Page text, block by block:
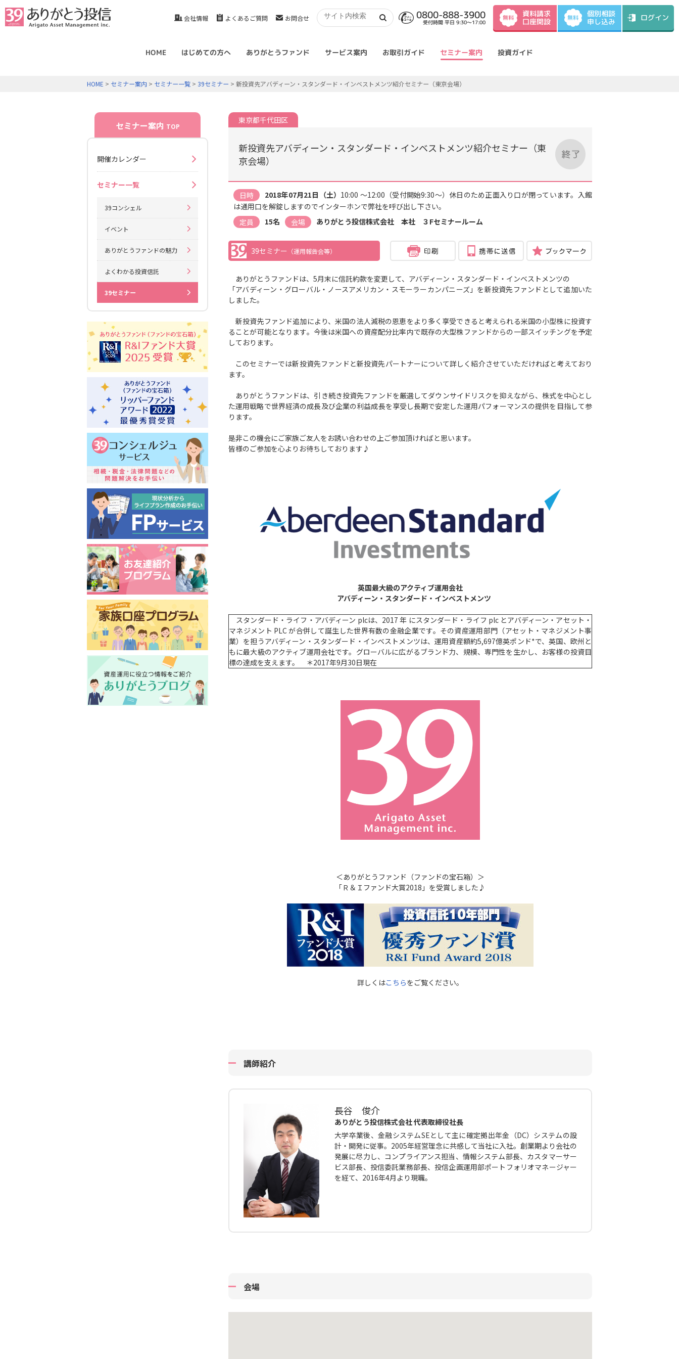
会社情報 よくあるご質問 お問合せ 0800-888-3900
受付時間 平日 9:30～17:00
無料 資料請求
口座開設 無料 個別相談
申し込み ログイン
HOME はじめての方へ ありがとうファンド サービス案内 お取引ガイド セミナー案内 投資ガイド
HOME > セミナー案内 > セミナー一覧 > 39セミナー > 新投資先アバディーン・スタンダード・インベストメンツ紹介セミナー（東京会場）
東京都千代田区
新投資先アバディーン・スタンダード・インベストメンツ紹介セミナー（東
京会場）
日時 2018年07月21日（土） 10:00 ～12:00（受付開始9:30～）休日のため正面入り口が閉っています。入館
は通用口を解錠しますのでインターホンで弊社を呼び出し下さい。
定員
15名 会場 ありがとう投信株式会社 本社 ３Fセミナールーム
39セミナー （運用報告会等）
ありがとうファンドは、5月末に信託約款を変更して、アバディーン・スタンダード・インベストメンツの
「アバディーン・グローバル・ノースアメリカン・スモーラーカンパニーズ」を新投資先ファンドとして追加いた
しました。
新投資先ファンド追加により、米国の法人減税の恩恵をより多く享受できると考えられる米国の小型株に投資す
ることが可能となります。今後は米国への資産配分比率内で既存の大型株ファンドからの一部スイッチングを予定
しております。
このセミナーでは新投資先ファンドと新投資先パートナーについて詳しく紹介させていただければと考えており
ます。
ありがとうファンドは、引き続き投資先ファンドを厳選してダウンサイドリスクを抑えながら、株式を中心とし
た運用戦略で世界経済の成長及び企業の利益成長を享受し長期で安定した運用パフォーマンスの提供を目指して参
ります。
是非この機会にご家族ご友人をお誘い合わせの上ご参加頂ければと思います。
皆様のご参加を心よりお待ちしております♪
英国最大級のアクティブ運用会社
アバディーン・スタンダード・インベストメンツ
スタンダード・ライフ・アバディーン plcは、2017 年 にスタンダード・ライフ plc とアバディーン・アセット・
マネジメント PLC が合併して誕生した世界有数の金融企業です。その資産運用部門（アセット・マネジメント事
業）を担うアバディーン・スタンダード・インベストメンツは、運用資産額約5,697億英ポンド*で、英国、欧州と
もに最大級のアクティブ運用会社です。グローバルに広がるブランド力、規模、専門性を生かし、お客様の投資目
標の達成を支えます。 ＊2017年9月30日現在
＜ありがとうファンド（ファンドの宝石箱）＞
「Ｒ＆Ｉファンド大賞2018」を受賞しました♪
詳しくはこちらをご覧ください。
講師紹介
長谷 俊介
ありがとう投信株式会社 代表取締役社長
大学卒業後、金融システムSEとして主に確定拠出年金（DC）システムの設
計・開発に従事。2005年経営理念に共感して当社に入社。創業期より会社の
発展に尽力し、コンプライアンス担当、情報システム部長、カスタマーサー
ビス部長、投信委託業務部長、投信企画運用部ポートフォリオマネージャー
を経て、2016年4月より現職。
会場
セミナー案内 TOP
開催カレンダー
セミナー一覧
39コンシェル
イベント
ありがとうファンドの魅力
よくわかる投資信託
39セミナー